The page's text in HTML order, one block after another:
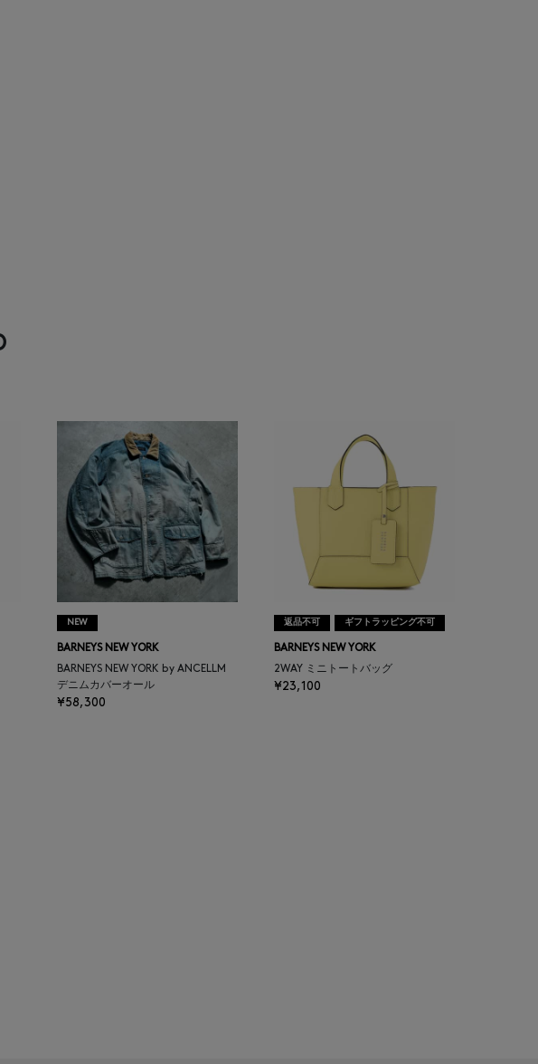
NEW
BARNEYS NEW YORK
BARNEYS NEW YORK by ANCELLM
デニムカバーオール
¥58,300
返品不可 ギフトラッピング不可
BARNEYS NEW YORK
2WAY ミニトートバッグ
¥23,100